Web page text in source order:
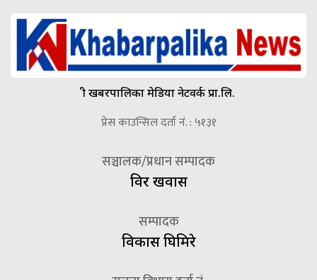
श्री खबरपालिका मेडिया नेटवर्क प्रा.लि.
प्रेस काउन्सिल दर्ता नं. : ५१३१
सञ्चालक/प्रधान सम्पादक
विदुर खवास
सम्पादक
विकास घिमिरे